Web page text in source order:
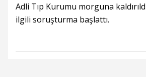
Adli Tıp Kurumu morguna
ilgili soruşturma başlattı.